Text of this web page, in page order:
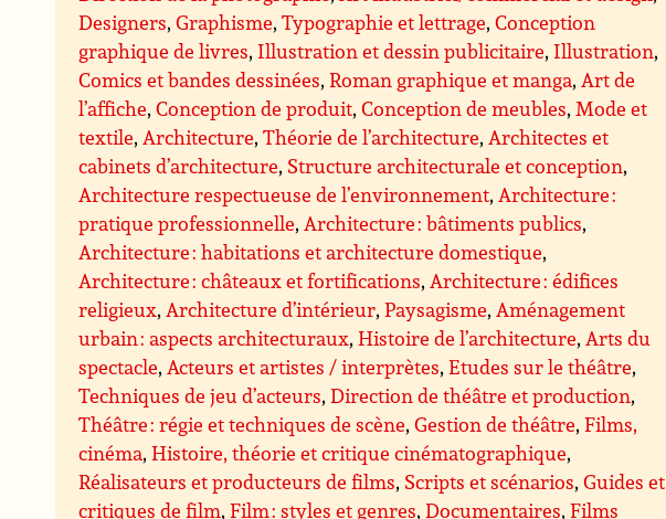
Designers,Graphisme,Typographie et lettrage,Conception
graphique de livres, Illustration et dessin publicitaire, Illustration,
Comics et bandes dessinées,Roman graphique et manga,Art de
l’affiche,Conception de produit,Conception de meubles,Mode et
textile,Architecture,Théorie de l’architecture,Architectes et
cabinets d’architecture, Structure architecturale et conception,
Architecture respectueuse de l’environnement,Architecture :
pratique professionnelle,Architecture : bâtiments publics,
Architecture : habitations et architecture domestique,
Architecture : châteaux et fortifications,Architecture : édifices
religieux,Architecture d’intérieur,Paysagisme,Aménagement
urbain : aspects architecturaux,Histoire de l’architecture,Arts du
spectacle,Acteurs et artistes / interprètes,Etudes sur le théâtre,
Techniques de jeu d’acteurs,Direction de théâtre et production,
Théâtre : régie et techniques de scène,Gestion de théâtre,Films,
cinéma,Histoire, théorie et critique cinématographique,
Réalisateurs et producteurs de films, Scripts et scénarios,Guides et
critiques de film,Film : styles et genres,Documentaires,Films